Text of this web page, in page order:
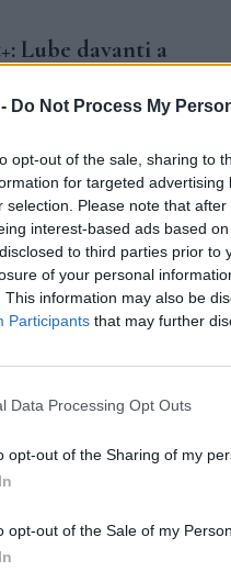
Do Not Process My
opt-out of the sale, sharing to
for targeted
selection. Please note that
interest-based ads based
to third parties prior
of your personal
This information may also be
Participants that may further
Data Processing Opt Outs
opt-out of the Sharing of my
opt-out of the Sale of my
Lube davanti a
il miglior
la Cucine Lube
dagli appassionati come
senza
la più...
nell'inno
partecipato alla creazione
a EuroVolley, suonando
non è ancora
della